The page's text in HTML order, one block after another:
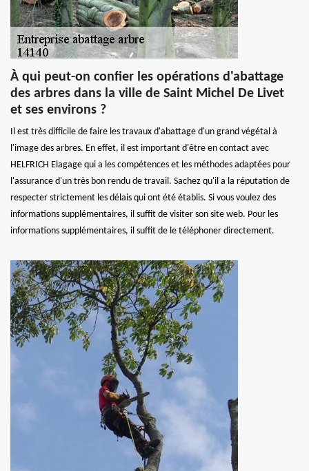
À qui peut-on confier les opérations d'abattage
des arbres dans la ville de Saint Michel De Livet
et ses environs ?
Il est très difficile de faire les travaux d'abattage d'un grand végétal à
l'image des arbres. En effet, il est important d'être en contact avec
HELFRICH Elagage qui a les compétences et les méthodes adaptées pour
l'assurance d'un très bon rendu de travail. Sachez qu'il a la réputation de
respecter strictement les délais qui ont été établis. Si vous voulez des
informations supplémentaires, il suffit de visiter son site web. Pour les
informations supplémentaires, il suffit de le téléphoner directement.